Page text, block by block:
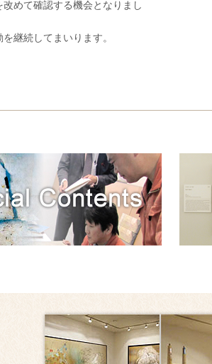
めて確認する機会となりまし
継続してまいります。